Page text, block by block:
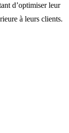
d’optimiser leur
à leurs clients.